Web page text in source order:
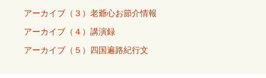
アーカイブ（３）老爺心お節介情報
アーカイブ（４）講演録
アーカイブ（５）四国遍路紀行文